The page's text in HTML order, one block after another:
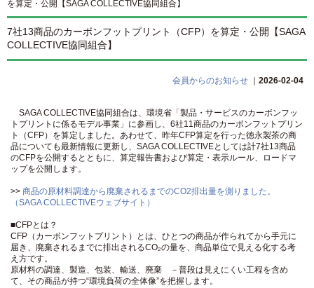
を算定・公開【SAGA COLLECTIVE協同組合】
7社13商品のカーボンフットプリント（CFP）を算定・公開【SAGA
COLLECTIVE協同組合】
会員からのお知らせ ｜ 2026-02-04
SAGA COLLECTIVE協同組合は、環境省「製品・サービスのカーボンフッ
トプリントに係るモデル事業」に参画し、6社11商品のカーボンフットプリン
ト（CFP）を算定しました。あわせて、昨年CFP算定を行った徳永製茶の商
品についても最新情報に更新し、SAGA COLLECTIVEとしては計7社13商品
のCFPを公開するとともに、算定報告書および算定・表示ルール、ロードマ
ップを公開します。
>> 商品の原材料調達から廃棄されるまでのCO2排出量を測りました。
（SAGA COLLECTIVEウェブサイト）
■CFPとは？
CFP（カーボンフットプリント）とは、ひとつの商品が作られてから手元に
届き、廃棄されるまでに排出されるCO₂の量を、商品単位で見える化する考
え方です。
原材料の調達、製造、包装、輸送、廃棄 －普段は見えにくい工程を含め
て、その商品が持つ“環境負荷の全体像”を把握します。